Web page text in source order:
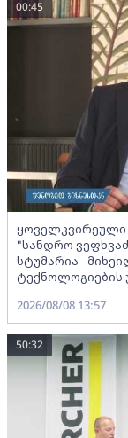
ყოველკვირეული
"სანდრო
სტუმარია -
ტექნოლოგიების
00:45
2026/08/08 13:57
50:32